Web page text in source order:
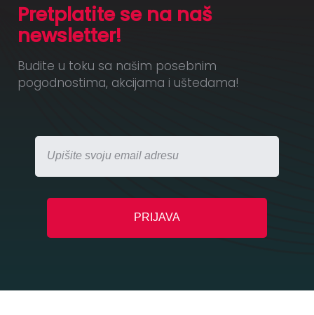
Pretplatite se na naš
newsletter!
Budite u toku sa našim posebnim
pogodnostima, akcijama i uštedama!